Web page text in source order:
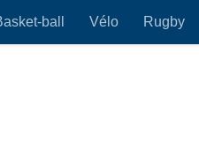
ball Vélo Rugby